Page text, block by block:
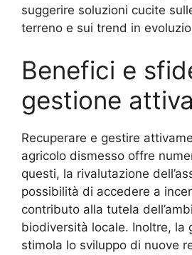
suggerire soluzioni cucite
terreno e sui trend in
Benefici e
gestione attiva
Recuperare e gestire
agricolo dismesso offre
questi, la rivalutazione
possibilità di accedere a
contributo alla tutela
biodiversità locale. Inoltre, la
stimola lo sviluppo di nuove